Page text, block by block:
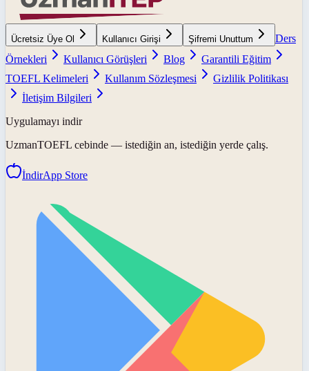
Ücretsiz Üye Ol Kullanıcı Girişi Şifremi Unuttum
Ders
Örnekleri
Kullanıcı Görüşleri Blog
Garantili Eğitim
TOEFL Kelimeleri
Kullanım Sözleşmesi
Gizlilik Politikası
İletişim Bilgileri
Uygulamayı indir
UzmanTOEFL cebinde — istediğin an, istediğin yerde çalış.
İndirApp Store